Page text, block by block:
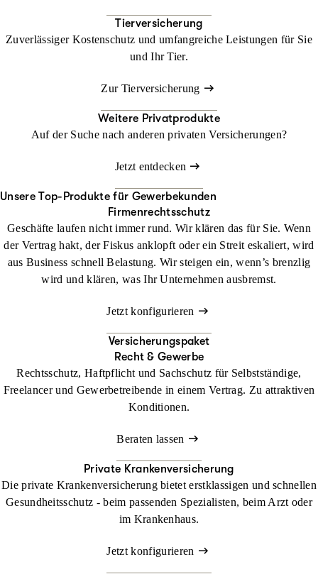
Tierversicherung
Zuverlässiger Kostenschutz und umfangreiche Leistungen für Sie
und Ihr Tier.
Zur Tierversicherung
Weitere Privatprodukte
Auf der Suche nach anderen privaten Versicherungen?
Jetzt entdecken
Unsere Top-Produkte für Gewerbekunden
Firmenrechtsschutz
Geschäfte laufen nicht immer rund. Wir klären das für Sie. Wenn
der Vertrag hakt, der Fiskus anklopft oder ein Streit eskaliert, wird
aus Business schnell Belastung. Wir steigen ein, wenn’s brenzlig
wird und klären, was Ihr Unternehmen ausbremst.
Jetzt konfigurieren
Versicherungspaket
Recht & Gewerbe
Rechtsschutz, Haftpflicht und Sachschutz für Selbstständige,
Freelancer und Gewerbetreibende in einem Vertrag. Zu attraktiven
Konditionen.
Beraten lassen
Private Krankenversicherung
Die private Krankenversicherung bietet erstklassigen und schnellen
Gesundheitsschutz - beim passenden Spezialisten, beim Arzt oder
im Krankenhaus.
Jetzt konfigurieren